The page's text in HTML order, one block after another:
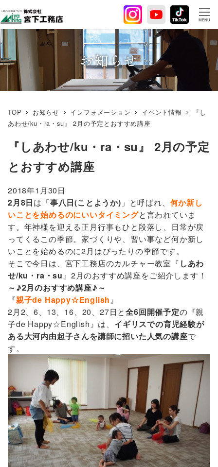
イ
ン
コ
ン
テ
ン
ツ
MENU
お知らせ
TOP お知らせ インフォメーション イベント情報
『し
あわせ/ku・ra・su』 2月の予定とおすすめ講座
『しあわせ/ku・ra・su』 2月の予定
とおすすめ講座
2018年1月30日
2月8日は「事八日(ことようか) 」と呼ばれ、 何か新し
いことを始めるのにいいタイミングと言われていま
す。年神様を迎える正月行事もひと段落し、日常が戻
ってくるこの季節。家づくりや、習い事など何か新し
いことを始めるのに2月はぴったりの季節です。
そこで今日は、宮下工務店のカルチャー教室『 しあわ
せ/ku・ra・su』2月のおすすめ講座をご紹介します！
～♪2月のおすすめ講座♪～
『親子de Happy☆English』
2月2、6、13、16、20、27日と全6回開催予定の『親
子de Happy☆English』は、 イギリスでの育児経験が
ある大河内由起子さんを講師に招いた人気の講座で
す。